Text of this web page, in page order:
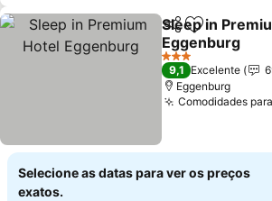
PartilharAdicionar
Sleep in
Eggenburg
3 Estrelas
9,1 Excelente
Eggenburg
Comodidades
Selecione as datas para ver os preços
exatos.